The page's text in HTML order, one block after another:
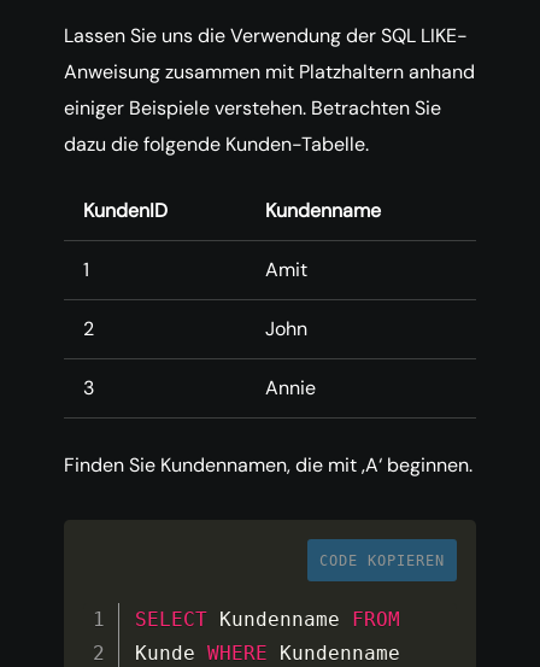
Lassen Sie uns die Verwendung der SQL LIKE-
Anweisung zusammen mit Platzhaltern anhand
einiger Beispiele verstehen. Betrachten Sie
dazu die folgende Kunden-Tabelle.
KundenID Kundenname
1 Amit
2 John
3 Annie
Finden Sie Kundennamen, die mit ‚A‘ beginnen.
CODE KOPIEREN
SELECT Kundenname
FROM
Kunde WHERE